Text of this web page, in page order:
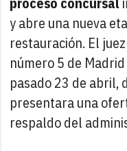
y abre una nueva
restauración. El
número 5 de
pasado 23 de abril,
presentara una
respaldo del